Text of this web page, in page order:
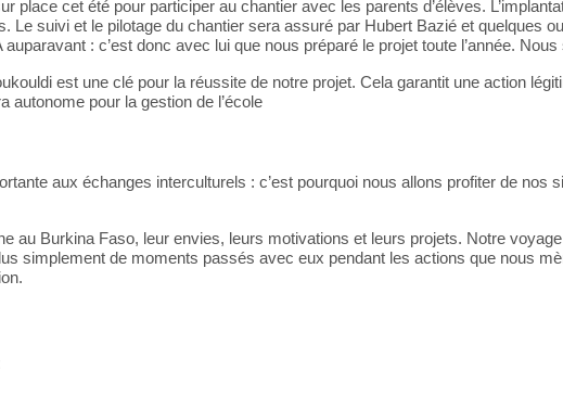
place cet été pour participer au chantier avec les parents d’élèves.
Le suivi et le pilotage du chantier sera assuré par Hubert Bazié et quelques
: c’est donc avec lui que nous préparé le projet toute l’année.
est une clé pour la réussite de notre projet. Cela garantit une action
autonome pour la gestion de l’école
aux échanges interculturels : c’est pourquoi nous allons profiter de nos
au Burkina Faso, leur envies, leurs motivations et leurs projets. Notre
simplement de moments passés avec eux pendant les actions que nous